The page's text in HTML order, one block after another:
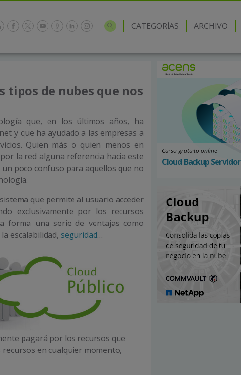
CATEGORÍAS ARCHIVO
tipos de nubes que nos
que, en los últimos años, ha
y que ha ayudado a las empresas a
Quien más o quien menos en
la red alguna referencia hacia este
poco confuso para aquellos que no
que permite al usuario acceder
exclusivamente por los recursos
forma una serie de ventajas como
escalabilidad, seguridad…
pagará por los recursos que
en cualquier momento,
Curso gratuito online
Cloud Backup Servidor